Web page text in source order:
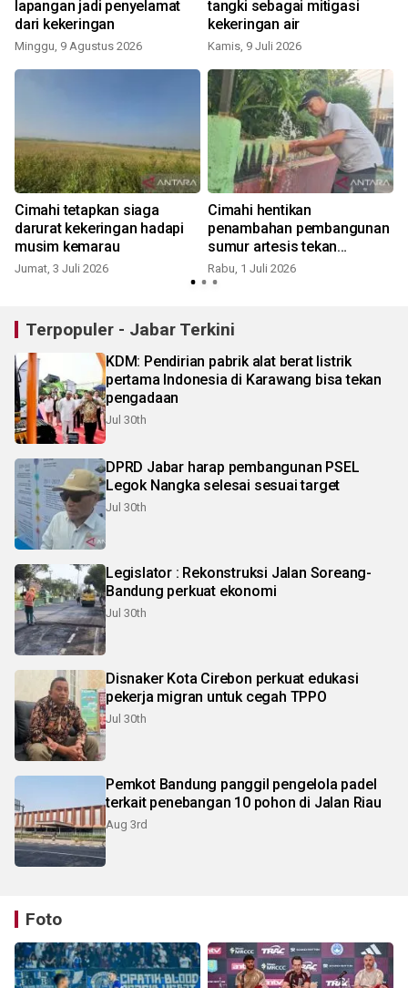
lapangan jadi penyelamat
dari kekeringan
Minggu, 9 Agustus 2026
tangki sebagai mitigasi
kekeringan air
Kamis, 9 Juli 2026
Cimahi tetapkan siaga
darurat kekeringan hadapi
musim kemarau
Jumat, 3 Juli 2026
Cimahi hentikan
penambahan pembangunan
sumur artesis tekan
eksploitasi air tanah
Rabu, 1 Juli 2026
Terpopuler - Jabar Terkini
KDM: Pendirian pabrik alat berat listrik
pertama Indonesia di Karawang bisa tekan
pengadaan
Jul 30th
DPRD Jabar harap pembangunan PSEL
Legok Nangka selesai sesuai target
Jul 30th
Legislator : Rekonstruksi Jalan Soreang-
Bandung perkuat ekonomi
Jul 30th
Disnaker Kota Cirebon perkuat edukasi
pekerja migran untuk cegah TPPO
Jul 30th
Pemkot Bandung panggil pengelola padel
terkait penebangan 10 pohon di Jalan Riau
Aug 3rd
Foto